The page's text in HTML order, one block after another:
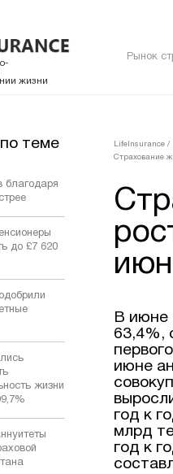
жизни
Рынок
теме
благодаря
до £7 620
жизни
LifeInsurance /
Страхование
В июне
63,4%,
июне
год к
млрд
год к